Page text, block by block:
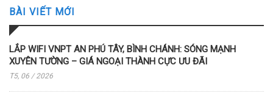
BÀI VIẾT MỚI
LẮP WIFI VNPT AN PHÚ TÂY, BÌNH CHÁNH: SÓNG MẠNH
XUYÊN TƯỜNG – GIÁ NGOẠI THÀNH CỰC ƯU ĐÃI
T5, 06 / 2026